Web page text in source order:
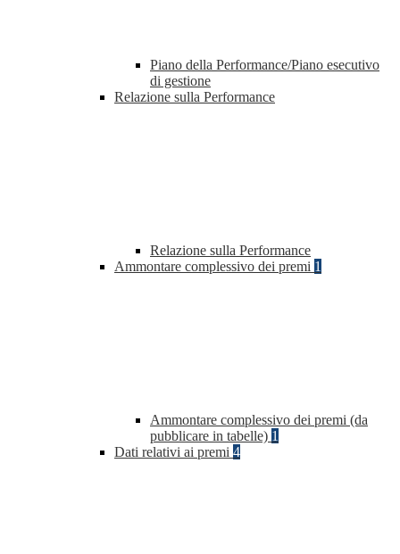
Piano della Performance/Piano esecutivo
di gestione
Relazione sulla Performance
Relazione sulla Performance
Ammontare complessivo dei premi 1
Ammontare complessivo dei premi (da
pubblicare in tabelle) 1
Dati relativi ai premi 4